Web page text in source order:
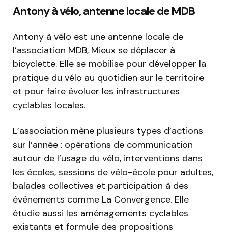
Antony à vélo, antenne locale de MDB
Antony à vélo est une antenne locale de
l’association MDB, Mieux se déplacer à
bicyclette. Elle se mobilise pour développer la
pratique du vélo au quotidien sur le territoire
et pour faire évoluer les infrastructures
cyclables locales.
L’association mène plusieurs types d’actions
sur l’année : opérations de communication
autour de l’usage du vélo, interventions dans
les écoles, sessions de vélo-école pour adultes,
balades collectives et participation à des
événements comme La Convergence. Elle
étudie aussi les aménagements cyclables
existants et formule des propositions